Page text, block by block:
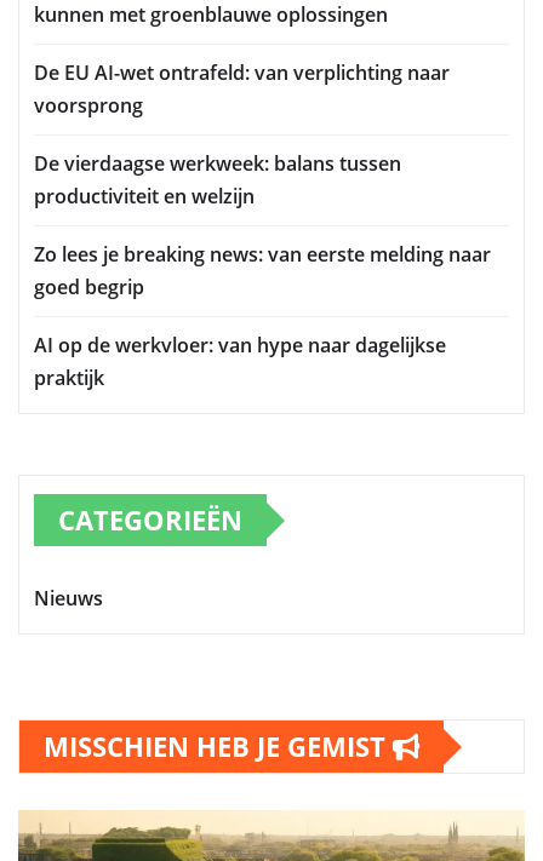
kunnen met groenblauwe oplossingen
De EU AI-wet ontrafeld: van verplichting naar
voorsprong
De vierdaagse werkweek: balans tussen
productiviteit en welzijn
Zo lees je breaking news: van eerste melding naar
goed begrip
AI op de werkvloer: van hype naar dagelijkse
praktijk
CATEGORIEËN
Nieuws
MISSCHIEN HEB JE GEMIST